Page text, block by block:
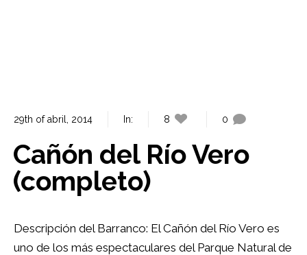
29th of abril, 2014 In: 8 0
Cañón del Río Vero
(completo)
Descripción del Barranco: El Cañón del Río Vero es
uno de los más espectaculares del Parque Natural de